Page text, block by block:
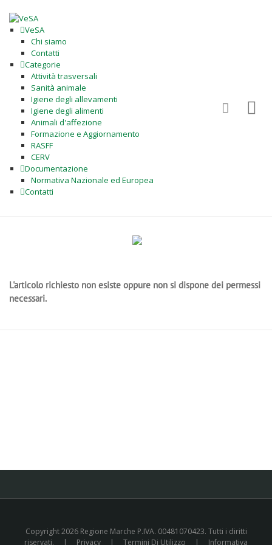
VeSA
Chi siamo
Contatti
Categorie
Attività trasversali
Sanità animale
Igiene degli allevamenti
Igiene degli alimenti
Animali d'affezione
Formazione e Aggiornamento
RASFF
CERV
Documentazione
Normativa Nazionale ed Europea
Contatti
L'articolo richiesto non esiste oppure non si dispone dei permessi
necessari.
Copyright 2026 Regione Marche P.IVA. 00481070423. Tutti i diritti
riservati.
| Privacy | Termini Di Utilizzo | Informativa